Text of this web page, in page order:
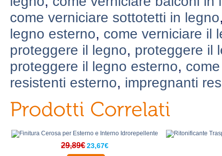
come verniciare sottotetti in legno
legno esterno, come verniciare il
proteggere il legno, proteggere il
proteggere il legno esterno,
resistenti esterno, impregnanti
29,89€23,67€